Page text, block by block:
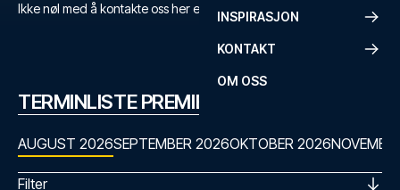
INSPIRASJON
KONTAKT
OM OSS
Ikke nøl med å kontakte oss her eller på +47 73 02 20 22
TERMINLISTE PREMIER LEAGUE
AUGUST 2026SEPTEMBER 2026OKTOBER 2026
Filter